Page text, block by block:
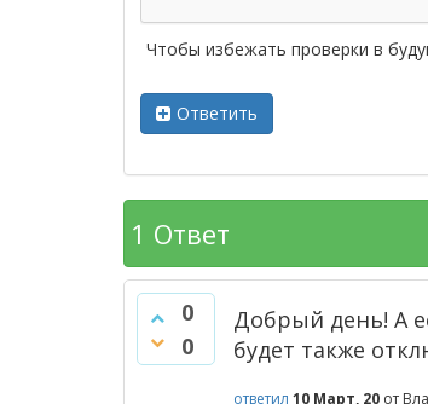
Чтобы избежать проверки в
Ответить
1 Ответ
0
0
Добрый день! А
будет также
ответил 10 Март, 20 от